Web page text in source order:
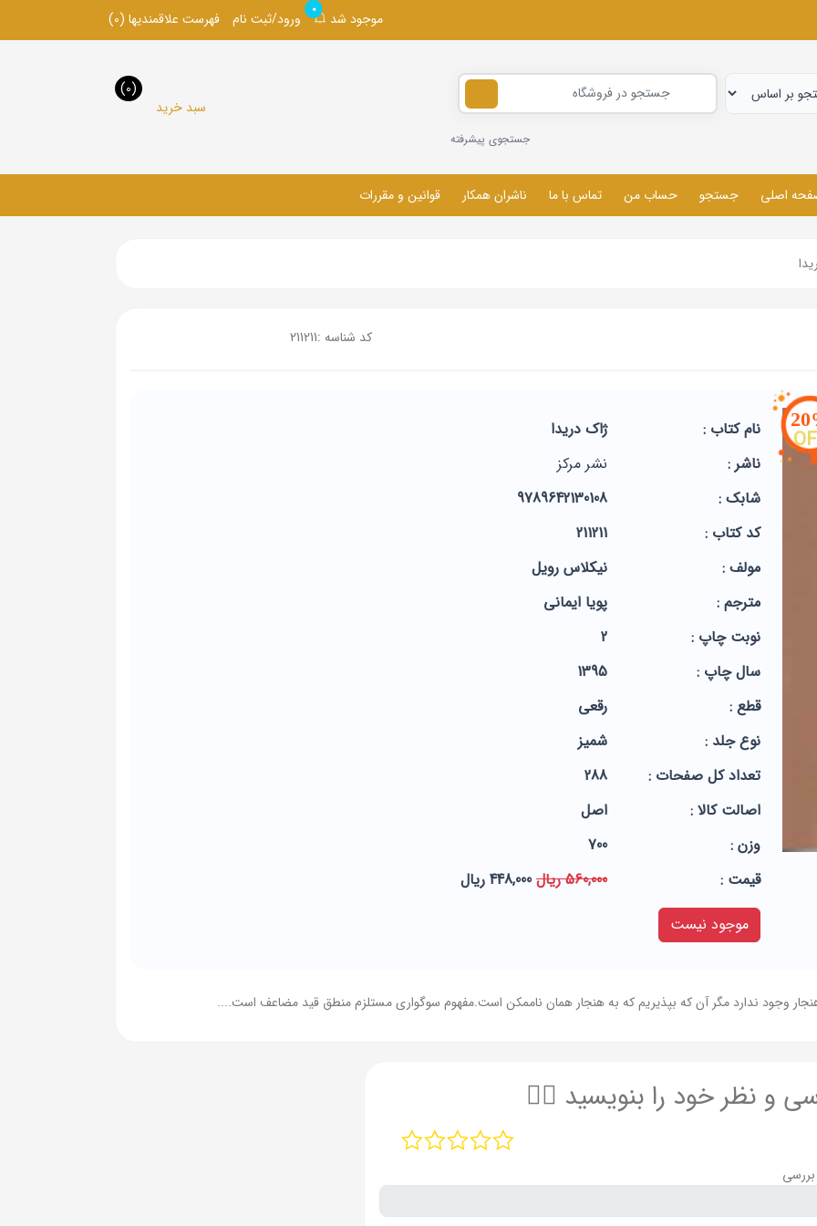
موجود شد
0
ورود/ثبت نام فهرست علاقمندیها (0)
جستجوی پیشرفته
سبد خرید
(0)
اصلی جستجو حساب من تماس با ما ناشران همکار قوانین و مقررات
کد شناسه :211211
نام کتاب :
ژاک دریدا
ناشر :
نشر مرکز
شابک :
9789642130108
کد کتاب :
211211
مولف :
نیکلاس رویل
مترجم :
پویا ایمانی
نوبت چاپ :
2
سال چاپ :
1395
قطع :
رقعی
نوع جلد :
شمیز
تعداد کل صفحات :
288
اصالت کالا :
اصل
وزن :
700
قيمت :
560,000 ریال
448,000 ریال
موجود نیست
وجود ندارد مگر آن که بپذیریم که به هنجار همان ناممکن است.مفهوم سوگواری مستلزم منطق قید مضاعف است....
و نظر خود را بنویسید ✍🏻